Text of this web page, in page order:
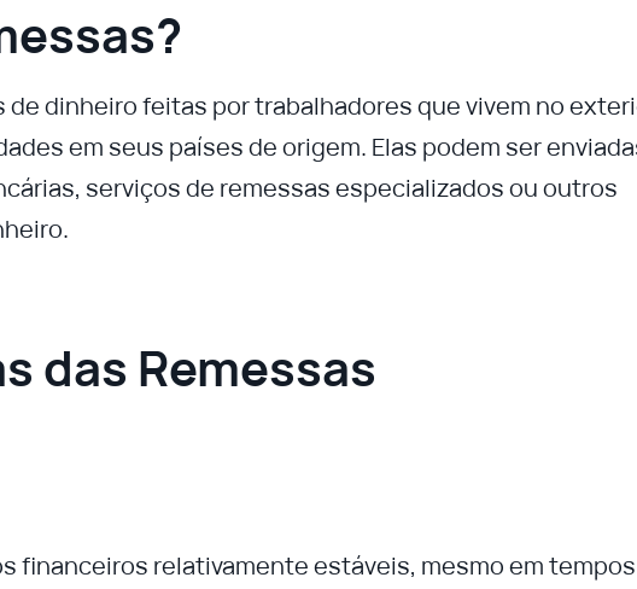
dinheiro feitas por trabalhadores que vivem no
em seus países de origem. Elas podem ser
serviços de remessas especializados ou outros
das Remessas
financeiros relativamente estáveis, mesmo em